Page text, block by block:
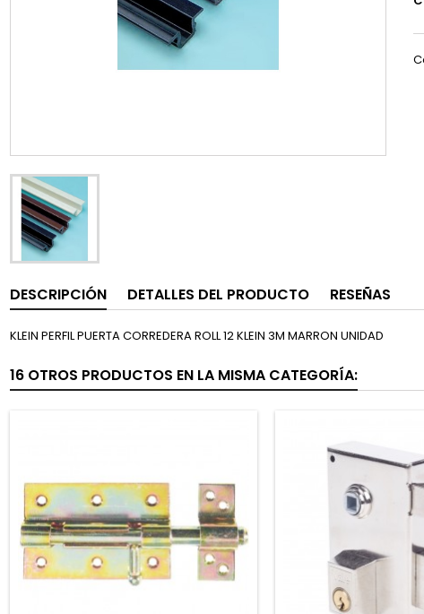
DESCRIPCIÓN DETALLES DEL PRODUCTO RESEÑAS
KLEIN PERFIL PUERTA CORREDERA ROLL 12 KLEIN 3M MARRON UNIDAD
16 OTROS PRODUCTOS EN LA MISMA CATEGORÍA: